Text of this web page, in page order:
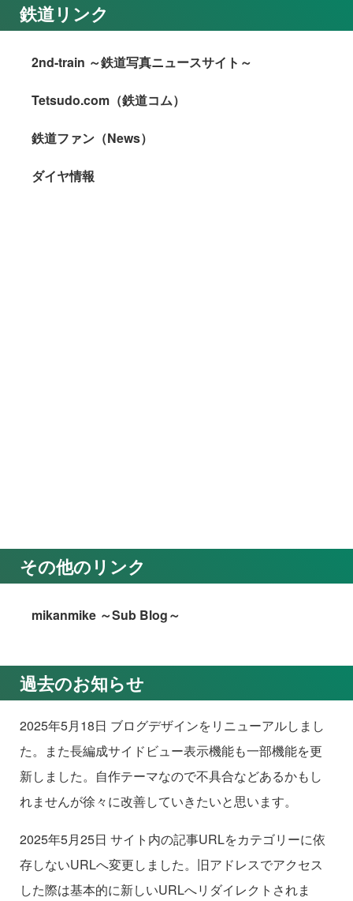
鉄道リンク
2nd-train ～鉄道写真ニュースサイト～
Tetsudo.com（鉄道コム）
鉄道ファン（News）
ダイヤ情報
その他のリンク
mikanmike ～Sub Blog～
過去のお知らせ
2025年5月18日 ブログデザインをリニューアルしまし
た。また長編成サイドビュー表示機能も一部機能を更
新しました。自作テーマなので不具合などあるかもし
れませんが徐々に改善していきたいと思います。
2025年5月25日 サイト内の記事URLをカテゴリーに依
存しないURLへ変更しました。旧アドレスでアクセス
した際は基本的に新しいURLへリダイレクトされま